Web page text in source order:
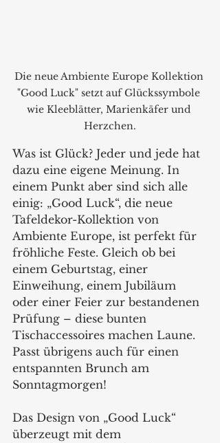
Die neue Ambiente Europe Kollektion
"Good Luck" setzt auf Glückssymbole
wie Kleeblätter, Marienkäfer und
Herzchen.
Was ist Glück? Jeder und jede hat
dazu eine eigene Meinung. In
einem Punkt aber sind sich alle
einig: „Good Luck“, die neue
Tafeldekor-Kollektion von
Ambiente Europe, ist perfekt für
fröhliche Feste. Gleich ob bei
einem Geburtstag, einer
Einweihung, einem Jubiläum
oder einer Feier zur bestandenen
Prüfung – diese bunten
Tischaccessoires machen Laune.
Passt übrigens auch für einen
entspannten Brunch am
Sonntagmorgen!
Das Design von „Good Luck“
überzeugt mit dem